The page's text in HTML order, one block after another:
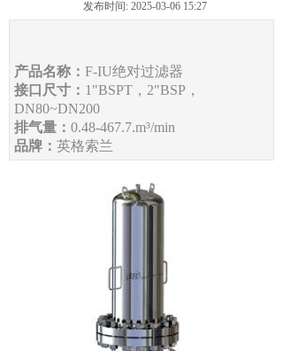
发布时间: 2025-03-06 15:27
产品名称： F-IU绝对过滤器
接口尺寸： 1"BSPT，2"BSP，
DN80~DN200
排气量： 0.48-467.7.m³/min
品牌： 英格索兰